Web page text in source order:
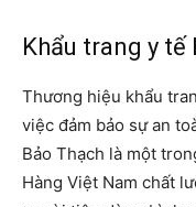
Khẩu trang y tế
Thương hiệu khẩu
việc đảm bảo sự an
Bảo Thạch là một
Hàng Việt Nam chất